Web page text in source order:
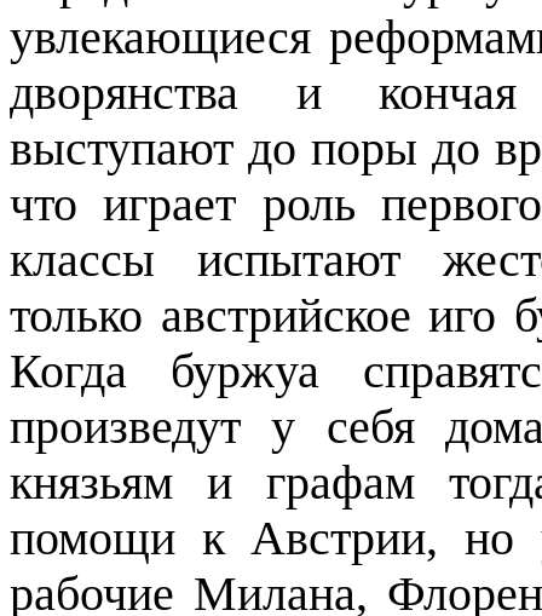
увлекающиеся
дворянства и
выступают до поры до
что играет роль
классы испытают
только австрийское иго
Когда буржуа
произведут у себя
князьям и графам
помощи к Австрии, но
рабочие Милана,